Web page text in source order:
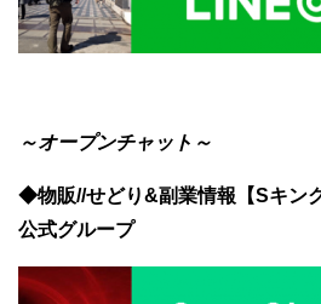
～オープンチャット～
◆物販//せどり&副業情報【Sキン
公式グループ